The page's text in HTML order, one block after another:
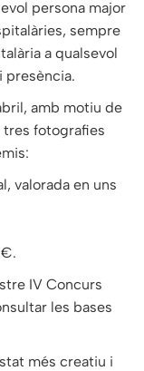
persona major
sempre
a qualsevol
presència.
amb motiu de
tres fotografies
valorada en uns
€.
IV Concurs
les bases
més creatiu i